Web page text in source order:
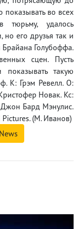
во всех
тюрьму, удалось
но его друзья так и
Брайана Голубоффа.
сцен. Пусть
такую
К: Грэм Ревелл. О:
Новак. Кс:
Бард Мэнулис.
(М. Иванов)